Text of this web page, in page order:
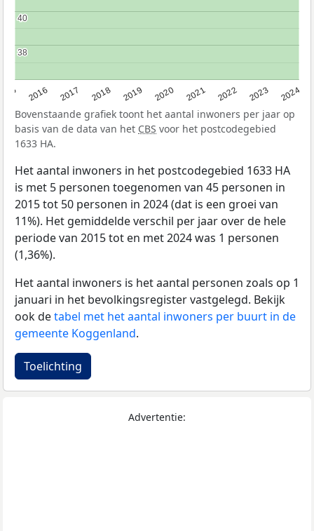
2016 2017 2018 2019 2020 2021 2022 2023 2024
38
38
40
40
Bovenstaande grafiek toont het aantal inwoners per jaar op
basis van de data van het CBS voor het postcodegebied
1633 HA.
Het aantal inwoners in het postcodegebied 1633 HA
is met 5 personen toegenomen van 45 personen in
2015 tot 50 personen in 2024 (dat is een groei van
11%). Het gemiddelde verschil per jaar over de hele
periode van 2015 tot en met 2024 was 1 personen
(1,36%).
Het aantal inwoners is het aantal personen zoals op 1
januari in het bevolkingsregister vastgelegd. Bekijk
ook detabel met het aantal inwoners per buurt in de
gemeente Koggenland.
Toelichting
Advertentie: